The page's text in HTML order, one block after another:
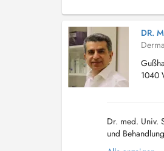
DR.
1040
Dr. med. Univ.
und